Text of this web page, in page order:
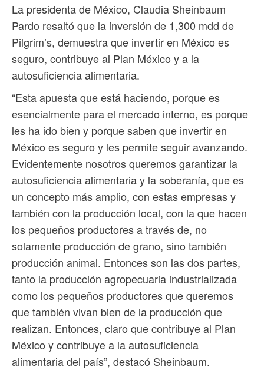
La presidenta de México, Claudia Sheinbaum
Pardo resaltó que la inversión de 1,300 mdd de
Pilgrim’s, demuestra que invertir en México es
seguro, contribuye al Plan México y a la
autosuficiencia alimentaria.
“Esta apuesta que está haciendo, porque es
esencialmente para el mercado interno, es porque
les ha ido bien y porque saben que invertir en
México es seguro y les permite seguir avanzando.
Evidentemente nosotros queremos garantizar la
autosuficiencia alimentaria y la soberanía, que es
un concepto más amplio, con estas empresas y
también con la producción local, con la que hacen
los pequeños productores a través de, no
solamente producción de grano, sino también
producción animal. Entonces son las dos partes,
tanto la producción agropecuaria industrializada
como los pequeños productores que queremos
que también vivan bien de la producción que
realizan. Entonces, claro que contribuye al Plan
México y contribuye a la autosuficiencia
alimentaria del país”, destacó Sheinbaum.